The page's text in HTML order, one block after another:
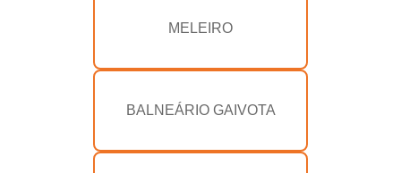
MELEIRO
BALNEÁRIO GAIVOTA